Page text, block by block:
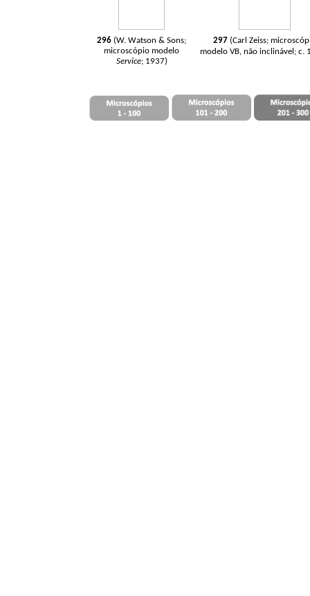
296 (W. Watson & Sons;
microscópio modelo
Service; 1937)
297(Carl Zeiss;
modelo VB, não inclinável; c.